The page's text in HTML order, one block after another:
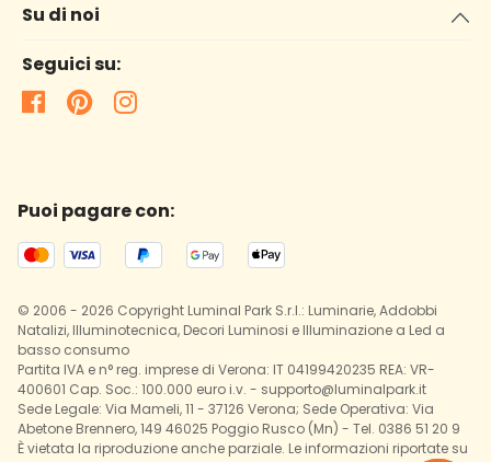
Su di noi
Seguici su:
Puoi pagare con:
© 2006 - 2026 Copyright Luminal Park S.r.l.: Luminarie, Addobbi
Natalizi, Illuminotecnica, Decori Luminosi e Illuminazione a Led a
basso consumo
Partita IVA e n° reg. imprese di Verona: IT 04199420235 REA: VR-
400601 Cap. Soc.: 100.000 euro i.v. - supporto@luminalpark.it
Sede Legale: Via Mameli, 11 - 37126 Verona; Sede Operativa: Via
Abetone Brennero, 149 46025 Poggio Rusco (Mn) - Tel. 0386 51 20 9
È vietata la riproduzione anche parziale. Le informazioni riportate su